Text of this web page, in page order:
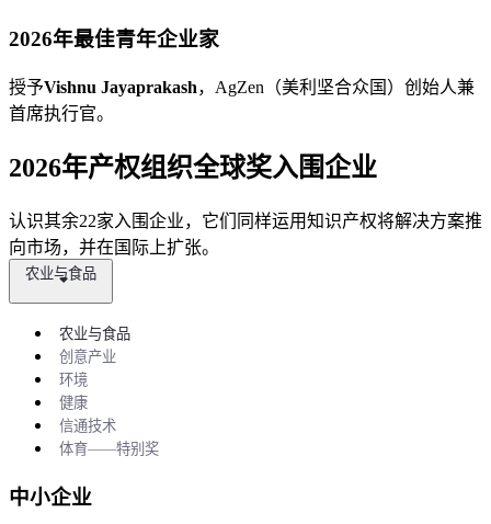
2026年最佳青年企业家
授予Vishnu Jayaprakash，AgZen（美利坚合众国）创始人兼
首席执行官。
2026年产权组织全球奖入围企业
认识其余22家入围企业，它们同样运用知识产权将解决方案推
向市场，并在国际上扩张。
农业与食品
农业与食品
创意产业
环境
健康
信通技术
体育——特别奖
中小企业